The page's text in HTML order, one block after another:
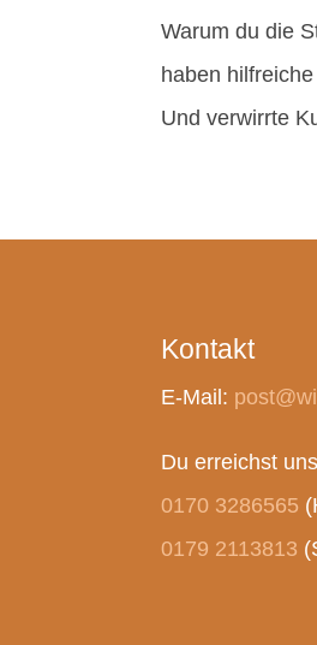
Warum du die
haben
Und verwirrte
Kontakt
E-Mail:
Du erreichst
0170 3286565
0179 2113813